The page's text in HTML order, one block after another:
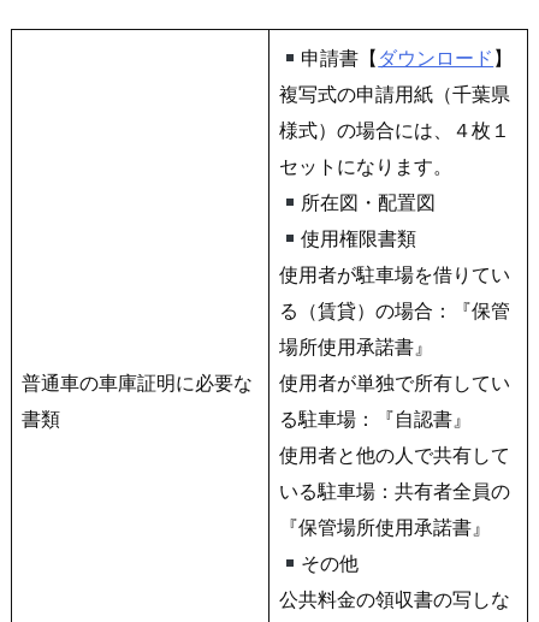
普通車の車庫証明に必要な
書類
申請書【 ダウンロード 】
複写式の申請用紙（千葉県
様式）の場合には、４枚１
セットになります。
所在図・配置図
使用権限書類
使用者が駐車場を借りてい
る（賃貸）の場合：『保管
場所使用承諾書』
使用者が単独で所有してい
る駐車場：『自認書』
使用者と他の人で共有して
いる駐車場：共有者全員の
『保管場所使用承諾書』
その他
公共料金の領収書の写しな